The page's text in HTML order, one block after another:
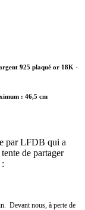
925 plaqué or 18K -
: 46,5 cm
par LFDB qui a
de partager
Devant nous, à perte de